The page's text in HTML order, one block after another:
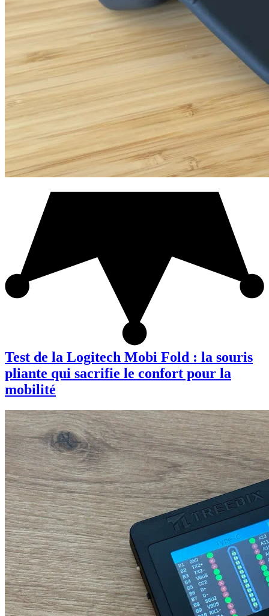
Test de la Logitech Mobi Fold : la souris
pliante qui sacrifie le confort pour la
mobilité